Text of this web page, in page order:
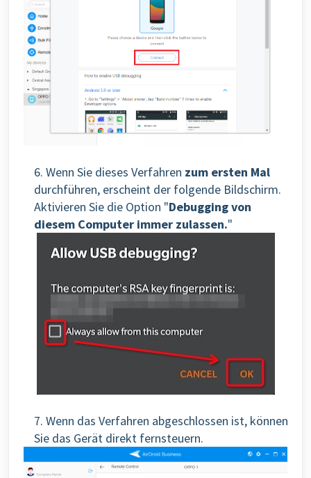
6. Wenn Sie dieses Verfahren zum ersten Mal
durchführen, erscheint der folgende Bildschirm.
Aktivieren Sie die Option "Debugging von
diesem Computer immer zulassen."
7. Wenn das Verfahren abgeschlossen ist, können
Sie das Gerät direkt fernsteuern.